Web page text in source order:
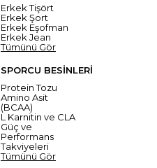
Erkek Tişört
Erkek Şort
Erkek Eşofman
Erkek Jean
Tümünü Gör
SPORCU BESİNLERİ
Protein Tozu
Amino Asit
(BCAA)
L Karnitin ve CLA
Güç ve
Performans
Takviyeleri
Tümünü Gör